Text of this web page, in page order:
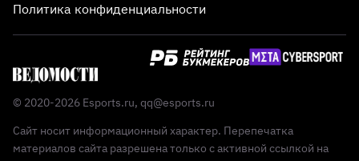
Политика конфиденциальности
© 2020-2026 Esports.ru, qq@esports.ru
Сайт носит информационный характер. Перепечатка
материалов сайта разрешена только с активной ссылкой на